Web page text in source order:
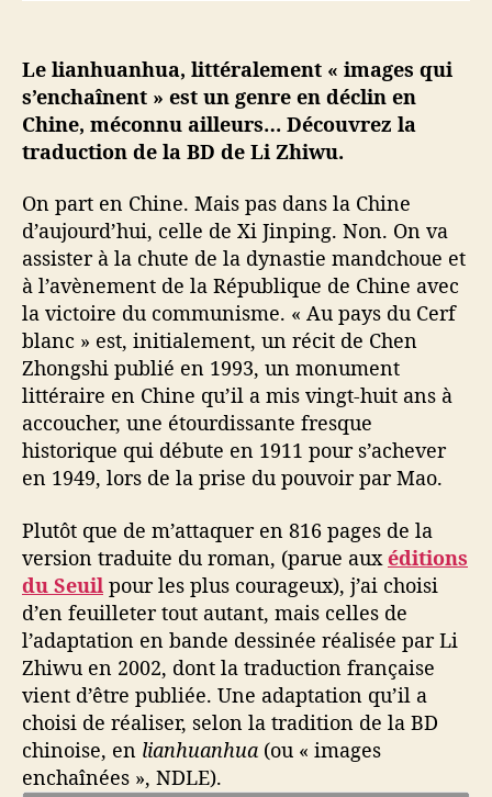
a
r
t
d
l
a
B
D
h
i
n
o
i
s
e
d
i
t
i
o
n
n
l
Le lianhuanhua, littéralement « images qui
s’enchaînent » est un genre en déclin en
Chine, méconnu ailleurs… Découvrez la
traduction de la BD de Li Zhiwu.
On part en Chine. Mais pas dans la Chine
d’aujourd’hui, celle de Xi Jinping. Non. On va
assister à la chute de la dynastie mandchoue et
à l’avènement de la République de Chine avec
la victoire du communisme. « Au pays du Cerf
blanc » est, initialement, un récit de Chen
Zhongshi publié en 1993, un monument
littéraire en Chine qu’il a mis vingt-huit ans à
accoucher, une étourdissante fresque
historique qui débute en 1911 pour s’achever
en 1949, lors de la prise du pouvoir par Mao.
Plutôt que de m’attaquer en 816 pages de la
version traduite du roman, (parue aux éditions
du Seuil pour les plus courageux), j’ai choisi
d’en feuilleter tout autant, mais celles de
l’adaptation en bande dessinée réalisée par Li
Zhiwu en 2002, dont la traduction française
vient d’être publiée. Une adaptation qu’il a
choisi de réaliser, selon la tradition de la BD
chinoise, en lianhuanhua (ou « images
enchaînées », NDLE).